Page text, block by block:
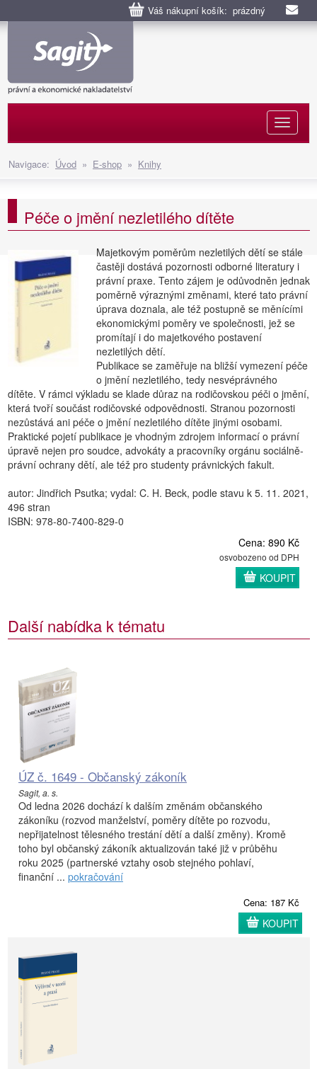
Váš nákupní košík: prázdný
Navigace: Úvod » E-shop » Knihy
Péče o jmění nezletilého dítěte
Majetkovým poměrům nezletilých dětí se stále
častěji dostává pozornosti odborné literatury i
právní praxe. Tento zájem je odůvodněn jednak
poměrně výraznými změnami, které tato právní
úprava doznala, ale též postupně se měnícími
ekonomickými poměry ve společnosti, jež se
promítají i do majetkového postavení
nezletilých dětí.
Publikace se zaměřuje na bližší vymezení péče
o jmění nezletilého, tedy nesvéprávného
dítěte. V rámci výkladu se klade důraz na rodičovskou péči o jmění,
která tvoří součást rodičovské odpovědnosti. Stranou pozornosti
nezůstává ani péče o jmění nezletilého dítěte jinými osobami.
Praktické pojetí publikace je vhodným zdrojem informací o právní
úpravě nejen pro soudce, advokáty a pracovníky orgánu sociálně-
právní ochrany dětí, ale též pro studenty právnických fakult.
autor: Jindřich Psutka; vydal: C. H. Beck, podle stavu k 5. 11. 2021,
496 stran
ISBN: 978-80-7400-829-0
Cena: 890 Kč
osvobozeno od DPH
KOUPIT
Další nabídka k tématu
ÚZ č. 1649 - Občanský zákoník
Sagit, a. s.
Od ledna 2026 dochází k dalším změnám občanského
zákoníku (rozvod manželství, poměry dítěte po rozvodu,
nepřijatelnost tělesného trestání dětí a další změny). Kromě
toho byl občanský zákoník aktualizován také již v průběhu
roku 2025 (partnerské vztahy osob stejného pohlaví,
finanční ... pokračování
Cena: 187 Kč
KOUPIT